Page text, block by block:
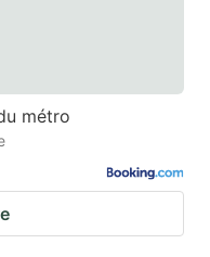
métro